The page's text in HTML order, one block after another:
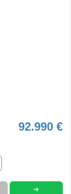
92.990 €
➜